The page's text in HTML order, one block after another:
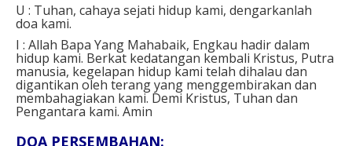
U : Tuhan, cahaya sejati hidup kami, dengarkanlah
doa kami.
I : Allah Bapa Yang Mahabaik, Engkau hadir dalam
hidup kami. Berkat kedatangan kembali Kristus, Putra
manusia, kegelapan hidup kami telah dihalau dan
digantikan oleh terang yang menggembirakan dan
membahagiakan kami. Demi Kristus, Tuhan dan
Pengantara kami. Amin
DOA PERSEMBAHAN: